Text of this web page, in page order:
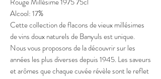
Alcool: 17%
Cette collection de flacons de vieux millésimes
de vins doux naturels de Banyuls est unique.
Nous vous proposons de la découvrir sur les
années les plus diverses depuis 1945. Les saveurs
et arômes que chaque cuvée révèle sont le reflet